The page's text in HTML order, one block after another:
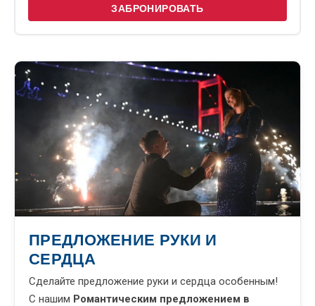
ЗАБРОНИРОВАТЬ
ПРЕДЛОЖЕНИЕ РУКИ И
СЕРДЦА
Сделайте предложение руки и сердца особенным!
С нашим Романтическим предложением в